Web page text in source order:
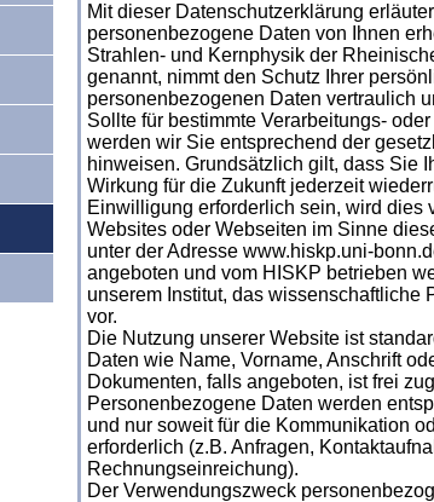
Mit dieser Datenschutzerklärung
personenbezogene Daten von Ihnen
Strahlen- und Kernphysik der
genannt, nimmt den Schutz Ihrer
personenbezogenen Daten vertraulich
Sollte für bestimmte Verarbeitungs-
werden wir Sie entsprechend der
hinweisen. Grundsätzlich gilt, dass Sie
Wirkung für die Zukunft jederzeit
Einwilligung erforderlich sein, wird dies
Websites oder Webseiten im Sinne
unter der Adresse www.hiskp.uni-
angeboten und vom HISKP betrieben
unserem Institut, das wissenschaftliche
vor.
Die Nutzung unserer Website ist
Daten wie Name, Vorname, Anschrift
Dokumenten, falls angeboten, ist frei
Personenbezogene Daten werden
und nur soweit für die Kommunikation
erforderlich (z.B. Anfragen,
Rechnungseinreichung).
Der Verwendungszweck